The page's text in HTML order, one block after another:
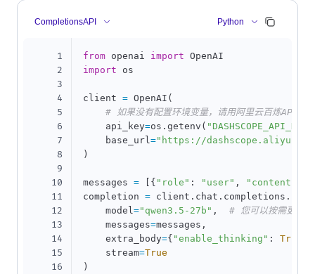
CompletionsAPI Python
1
2
3
4
5
6
7
8
9
10
11
12
13
14
15
16
from openai import
import os
client = OpenAI (
# 如果没有配置环境变量，请用阿里云百炼
    api_key
=os . getenv ( "DASHSCOPE_API_KEY"
    base_url
="https://
)
messages = { "role" : "user" , "content"
completion = client . chat . completions .
    model
="qwen3.5-27b" ,
# 您可以按需更换
    messages
=messages ,
    extra_body
={ "enable_thinking" : True
    stream
=True
)